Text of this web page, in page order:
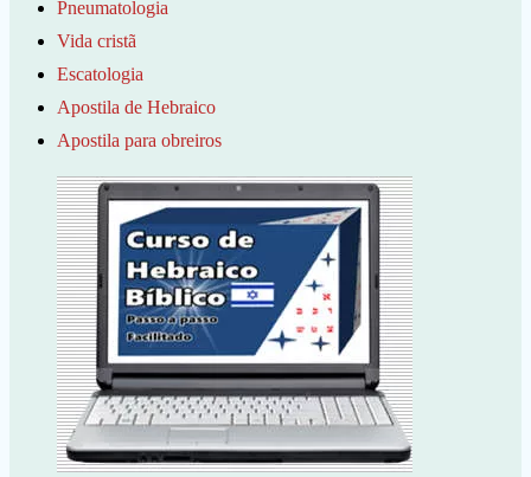
Pneumatologia
Vida cristã
Escatologia
Apostila de Hebraico
Apostila para obreiros